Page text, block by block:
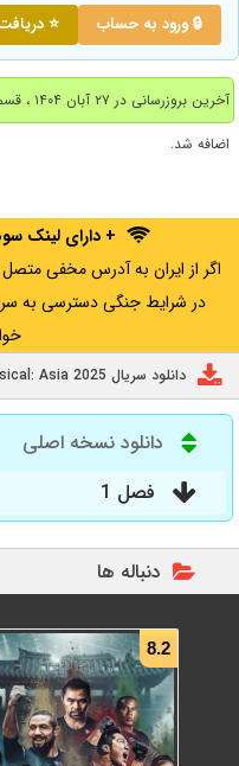
🔒 ورود به حساب ⭐
اضافه شد.
+ دارای لینک
در شرایط جنگی دسترسی به
دانلود سریال Physical: Asia 2025
دانلود نسخه اصلی
فصل 1
دنباله ها
8.2